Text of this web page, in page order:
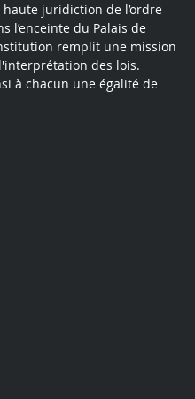
juridiction de l’ordre
l’enceinte du Palais de
remplit une mission
des lois.
à chacun une égalité de